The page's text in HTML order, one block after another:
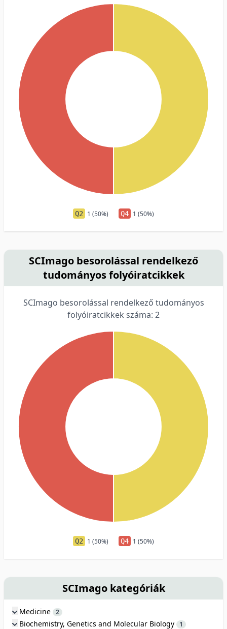
Q2 1 (50%) Q4 1 (50%)
SCImago besorolással rendelkező
tudományos folyóiratcikkek
SCImago besorolással rendelkező tudományos
folyóiratcikkek száma: 2
Q2 1 (50%) Q4 1 (50%)
SCImago kategóriák
Medicine 2
Biochemistry, Genetics and Molecular Biology 1